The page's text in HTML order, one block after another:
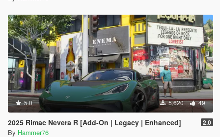
5.0 5,620 49
2025 Rimac Nevera R [Add-On | Legacy | Enhanced] 2.0
By Hammer76